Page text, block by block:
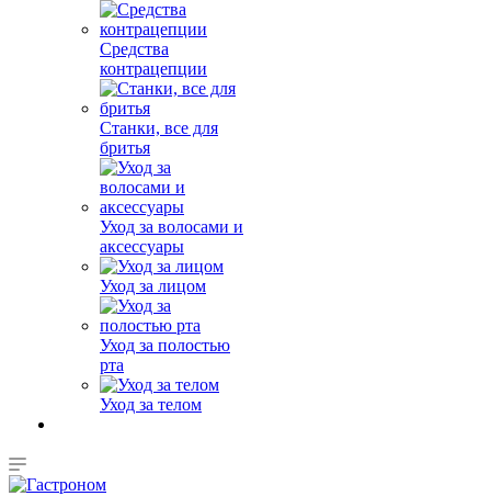
Средства
контрацепции
Станки, все для
бритья
Уход за волосами и
аксессуары
Уход за лицом
Уход за полостью
рта
Уход за телом